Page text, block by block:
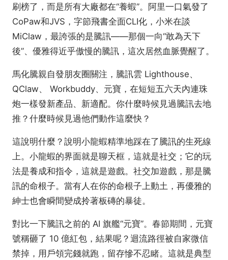
刷榜了，而是所有大廠都在“養蝦”。阿里一口氣發了
CoPaw和JVS，字節飛書全面CLI化，小米在談
MiClaw，最誇張的是騰訊——那個一向“敢為天下
後”、優雅得近乎傲慢的騰訊，這次居然血脈覺醒了。
馬化騰親自發朋友圈關注，騰訊雲 Lighthouse、
QClaw、 Workbuddy、元寶，在短短五六天內連珠
炮一樣發新產品、新適配。你什麼時候見過騰訊去地
推？什麼時候見過他們動作這麼快？
這說明什麼？說明小龍蝦精準地踩在了騰訊的生死線
上。小龍蝦的界面就是聊天框，這就是社交；它的玩
法是養成和指令，這就是遊戲。社交加遊戲，那是騰
訊的命根子。當有人在你的命根子上動土，再優雅的
紳士也會瞬間變成拎著板磚的暴徒。
對比一下騰訊之前的 AI 旗艦“元寶”。春節期間，元寶
號稱砸了 10 億紅包，結果呢？迴流路徑被自家微信
禁掉，用戶領完錢就跑，留存慘不忍睹。這就是典型